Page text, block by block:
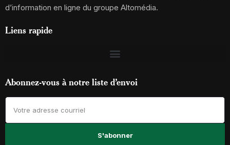
d’information en ligne du groupe Altomédia.
Liens rapide
Abonnez-vous à notre liste d’envoi